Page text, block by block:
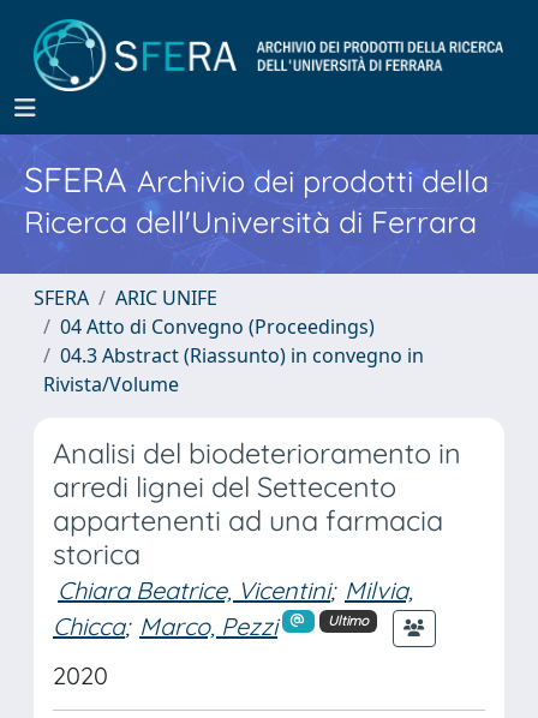
SFERA Archivio dei prodotti della
Ricerca dell'Università di Ferrara
SFERA
ARIC UNIFE
04 Atto di Convegno (Proceedings)
04.3 Abstract (Riassunto) in convegno in
Rivista/Volume
Analisi del biodeterioramento in
arredi lignei del Settecento
appartenenti ad una farmacia
storica
Chiara Beatrice, Vicentini; Milvia,
Chicca; Marco, Pezzi Ultimo
2020